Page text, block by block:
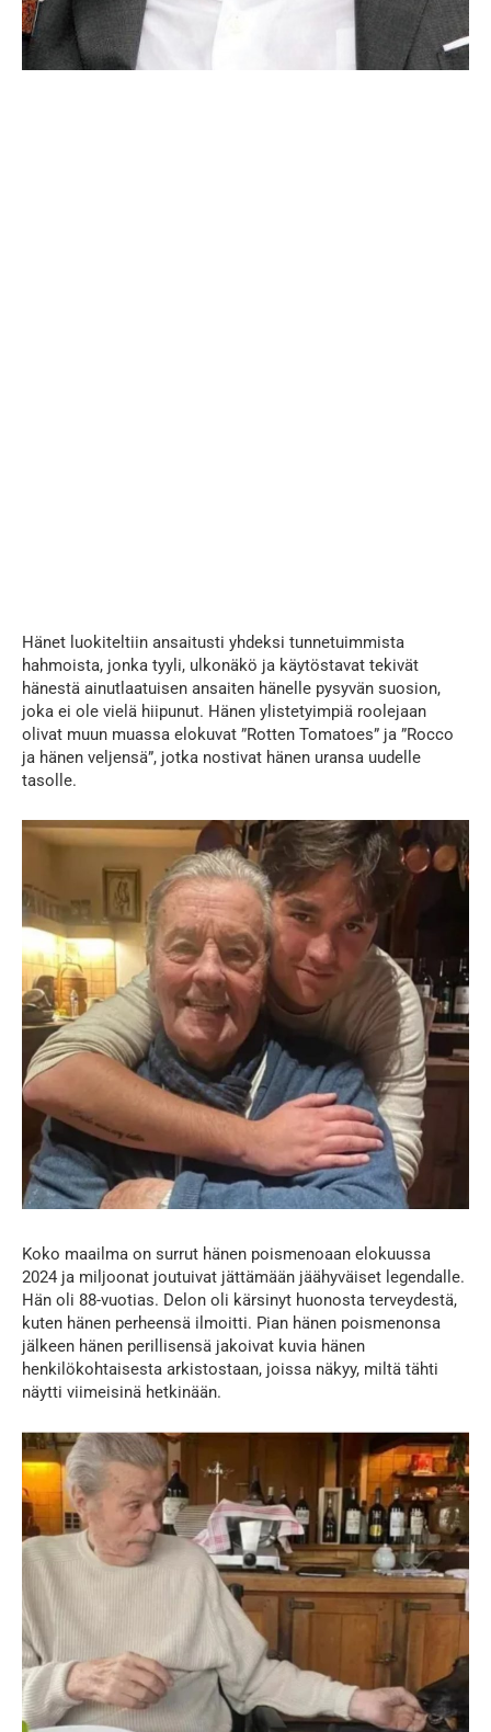
Hänet luokiteltiin ansaitusti yhdeksi tunnetuimmista
hahmoista, jonka tyyli, ulkonäkö ja käytöstavat tekivät
hänestä ainutlaatuisen ansaiten hänelle pysyvän suosion,
joka ei ole vielä hiipunut. Hänen ylistetyimpiä roolejaan
olivat muun muassa elokuvat ”Rotten Tomatoes” ja ”Rocco
ja hänen veljensä”, jotka nostivat hänen uransa uudelle
tasolle.
Koko maailma on surrut hänen poismenoaan elokuussa
2024 ja miljoonat joutuivat jättämään jäähyväiset legendalle.
Hän oli 88-vuotias. Delon oli kärsinyt huonosta terveydestä,
kuten hänen perheensä ilmoitti. Pian hänen poismenonsa
jälkeen hänen perillisensä jakoivat kuvia hänen
henkilökohtaisesta arkistostaan, joissa näkyy, miltä tähti
näytti viimeisinä hetkinään.